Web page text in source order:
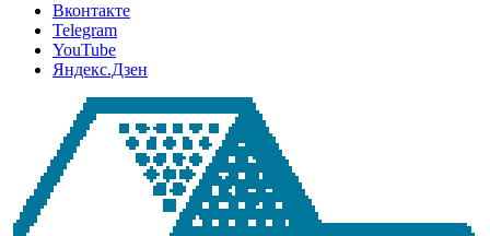
Вконтакте
Telegram
YouTube
Яндекс.Дзен